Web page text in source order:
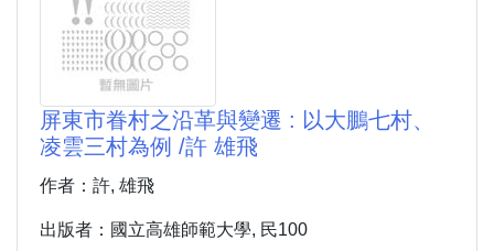
屏東市眷村之沿革與變遷 : 以大鵬七村、
凌雲三村為例 /許 雄飛
作者：許, 雄飛
出版者：國立高雄師範大學, 民100